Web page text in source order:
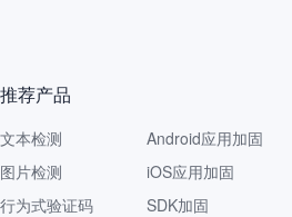
推荐产品
文本检测
图片检测
行为式验证码
Android应用加固
iOS应用加固
SDK加固